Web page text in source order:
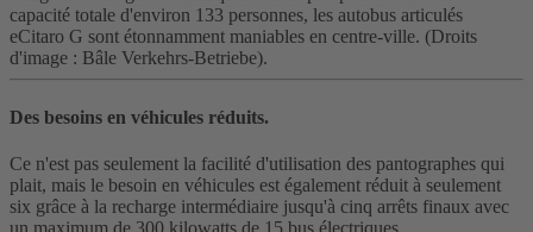
capacité totale d'environ 133 personnes, les autobus articulés
eCitaro G sont étonnamment maniables en centre-ville. (Droits
d'image : Bâle Verkehrs-Betriebe).
Des besoins en véhicules réduits.
Ce n'est pas seulement la facilité d'utilisation des pantographes qui
plait, mais le besoin en véhicules est également réduit à seulement
six grâce à la recharge intermédiaire jusqu'à cinq arrêts finaux avec
un maximum de 300 kilowatts de 15 bus électriques